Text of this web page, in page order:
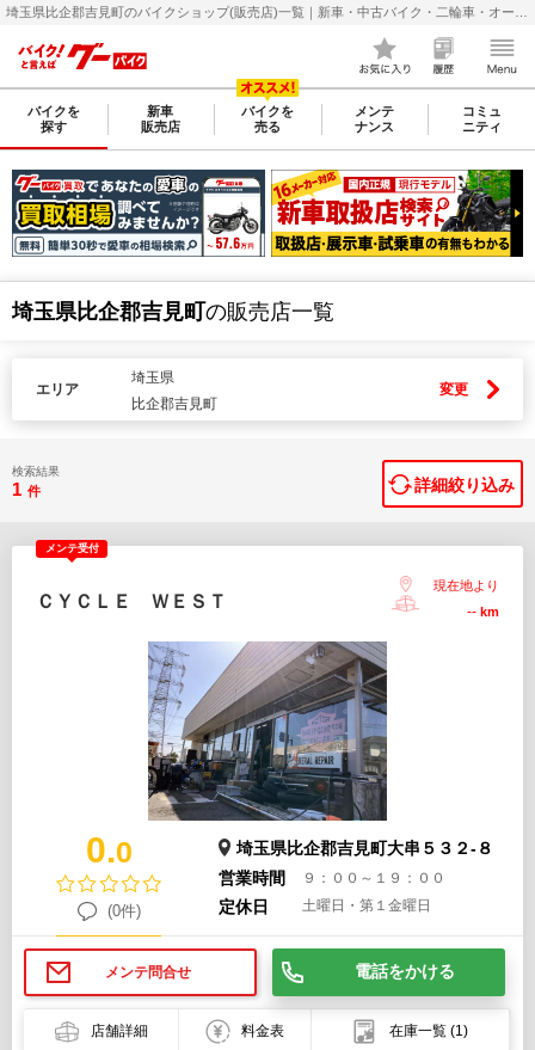
バイクを
探す
新車
販売店
バイクを
売る
メンテ
ナンス
コミュ
ニティ
埼玉県比企郡吉見町の販売店一覧
エリア
埼玉県
比企郡吉見町
変更
検索結果
1 件 詳細絞り込み
メンテ受付
ＣＹＣＬＥ ＷＥＳＴ
現在地より
-- km
0.0
(0件)
埼玉県比企郡吉見町大串５３２-８
営業時間
９：００～１９：００
定休日 土曜日・第１金曜日
メンテ問合せ 電話をかける
店舗詳細 料金表 在庫一覧 (1)